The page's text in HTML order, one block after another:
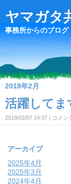
ヤマガタ
事務所からのブログ
2018年2月
活躍してま
2018/02/07 14:37 コメン
アーカイブ
2025年4月
2025年3月
2024年4月